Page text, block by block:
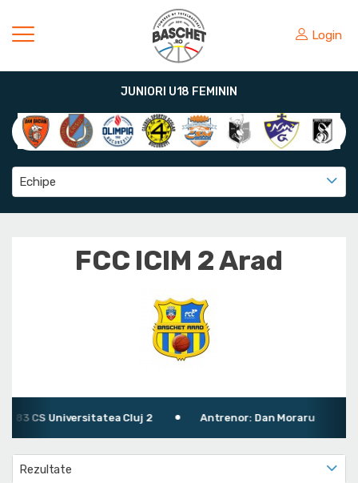
Login
JUNIORI U18 FEMININ
Echipe
FCC ICIM 2 Arad
83 CS Universitatea Cluj 2 Antrenor: Dan Moraru
Rezultate